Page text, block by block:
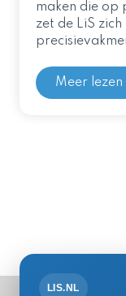
maken die op
zet de LiS
Meer lezen
LIS.NL